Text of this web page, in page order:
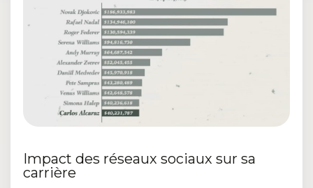
Impact des réseaux sociaux sur sa
carrière